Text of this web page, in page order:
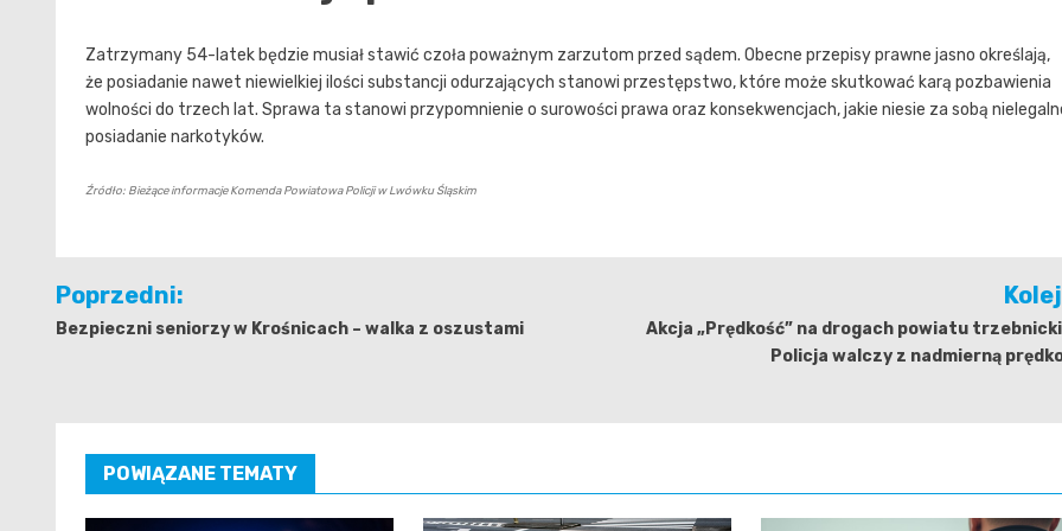
Zatrzymany 54-latek będzie musiał stawić czoła poważnym zarzutom przed sądem. Obecne przepisy prawne jasno określają,
że posiadanie nawet niewielkiej ilości substancji odurzających stanowi przestępstwo, które może skutkować karą pozbawienia
wolności do trzech lat. Sprawa ta stanowi przypomnienie o surowości prawa oraz konsekwencjach, jakie niesie za sobą
posiadanie narkotyków.
Źródło: Bieżące informacje Komenda Powiatowa Policji w Lwówku Śląskim
Nawigacja
wpisu
Poprzedni:
Bezpieczni seniorzy w Krośnicach – walka z oszustami
Akcja „Prędkość” na drogach powiatu
Policja walczy z nadmierną
POWIĄZANE TEMATY